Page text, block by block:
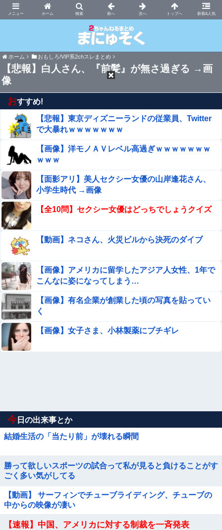
ホーム 新着&人気
まにゅそく 2chまとめニュース速報VIP
ホーム おもしろ/VIP系2chスレまとめ
【悲報】白人さん、『前髪』が無さ過ぎる →画
像
おすすめ!
【悲報】東京ディズニーランドの従業員、Twitter
で大暴れｗｗｗｗｗｗｗ
【画像】洋モノＡＶレベル高過ぎｗｗｗｗｗｗｗ
ｗｗｗ
【面影アリ】美人セクシー女優の山岸逢花さん、
小学生時代 →画像
【全10問】セクシー女優はどっちでしょうクイズ
【動画】ネコさん、火災ビルから決死のダイブ
【画像】アメリカに留学したアジア人女性、1年で
こんなに姿になってしまう…
【画像】有名企業が創業した頃の写真を貼ってい
く
【画像】女子さま、小林製薬にブチギレ
今 日の出来事とか
結婚生活の「当たり前」が壊れる瞬間
勝って欲しいスポーツの試合って私が見ると負けることがす
ごく多い気がしてる
【動画】 サーフィンでチューブライディング、チューブの
中からの映像が凄い
【速報】中国、アメリカに対する制裁を一斉発表